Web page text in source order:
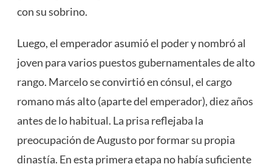
con su sobrino.
Luego, el emperador asumió el poder y nombró al
joven para varios puestos gubernamentales de alto
rango. Marcelo se convirtió en cónsul, el cargo
romano más alto (aparte del emperador), diez años
antes de lo habitual. La prisa reflejaba la
preocupación de Augusto por formar su propia
dinastía. En esta primera etapa no había suficiente